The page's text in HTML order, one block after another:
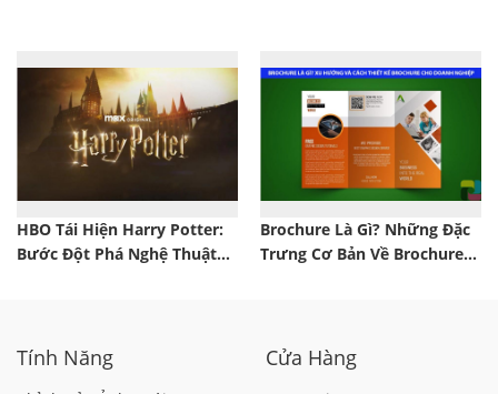
HBO Tái Hiện Harry Potter:
Bước Đột Phá Nghệ Thuật
Brochure Là Gì? Những Đặc
Trưng Cơ Bản Về Brochure
Tính Năng Cửa Hàng